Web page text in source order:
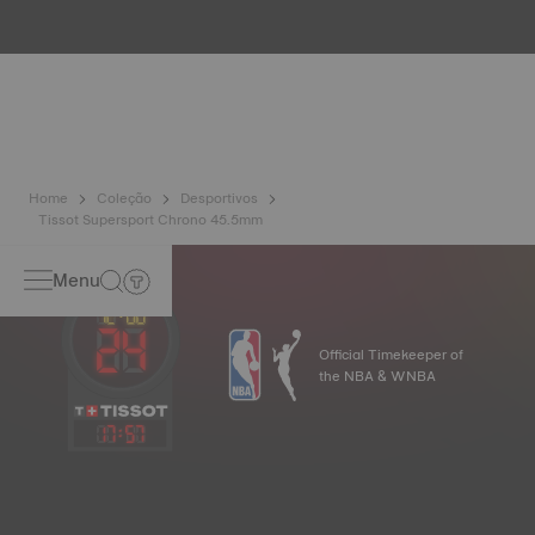
Home Coleção
Desportivos
Tissot Supersport Chrono 45.5mm
Menu
17:57
Official Timekeeper of
the NBA & WNBA